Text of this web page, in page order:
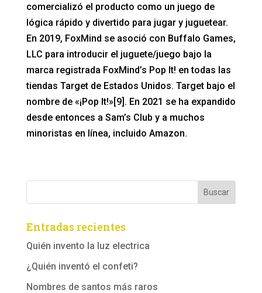
comercializó el producto como un juego de
lógica rápido y divertido para jugar y juguetear.
En 2019, FoxMind se asoció con Buffalo Games,
LLC para introducir el juguete/juego bajo la
marca registrada FoxMind’s Pop It! en todas las
tiendas Target de Estados Unidos. Target bajo el
nombre de «¡Pop It!»[9]. En 2021 se ha expandido
desde entonces a Sam’s Club y a muchos
minoristas en línea, incluido Amazon.
Entradas recientes
Quién invento la luz electrica
¿Quién inventó el confeti?
Nombres de santos más raros